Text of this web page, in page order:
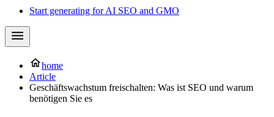
Start generating for AI SEO and GMO
home
Article
Geschäftswachstum freischalten: Was ist SEO und warum
benötigen Sie es